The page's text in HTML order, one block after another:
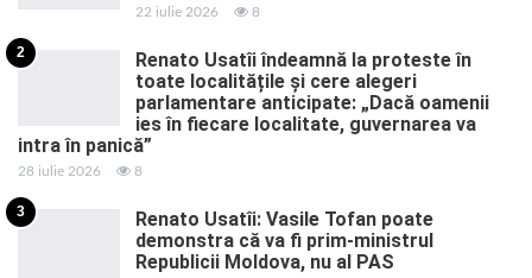
22 iulie 2026 8
2
Renato Usatîi îndeamnă la proteste în
toate localitățile și cere alegeri
parlamentare anticipate: „Dacă oamenii
ies în fiecare localitate, guvernarea va
intra în panică”
28 iulie 2026 8
3
Renato Usatîi: Vasile Tofan poate
demonstra că va fi prim-ministrul
Republicii Moldova, nu al PAS